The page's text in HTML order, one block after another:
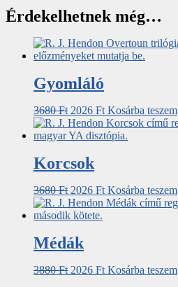
Érdekelhetnek még…
Gyomláló
3680Ft 2026 Ft Kosárba teszem
Korcsok
3680Ft 2026 Ft Kosárba teszem
Médák
3880Ft 2026 Ft Kosárba teszem